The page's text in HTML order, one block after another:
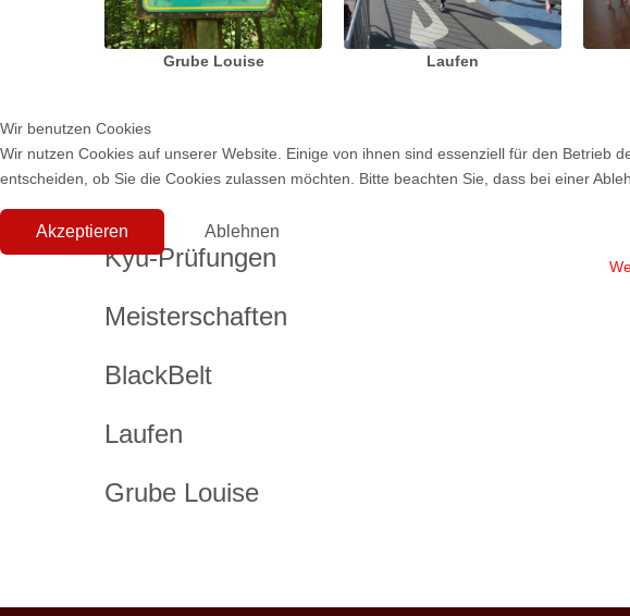
Grube Louise Laufen
Kyu-Prüfungen
Meisterschaften
BlackBelt
Laufen
Grube Louise
Wir benutzen Cookies
Wir nutzen Cookies auf unserer Website. Einige von ihnen sind essenziell für den
entscheiden, ob Sie die Cookies zulassen möchten. Bitte beachten Sie, dass bei einer
Akzeptieren Ablehnen